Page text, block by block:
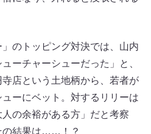
」のトッピング対決では、山内
ーチャーシューだった」と、
店という土地柄から、若者が
ーにベット。対するリリーは
人の余裕がある方」だと考察
の結果は……！？